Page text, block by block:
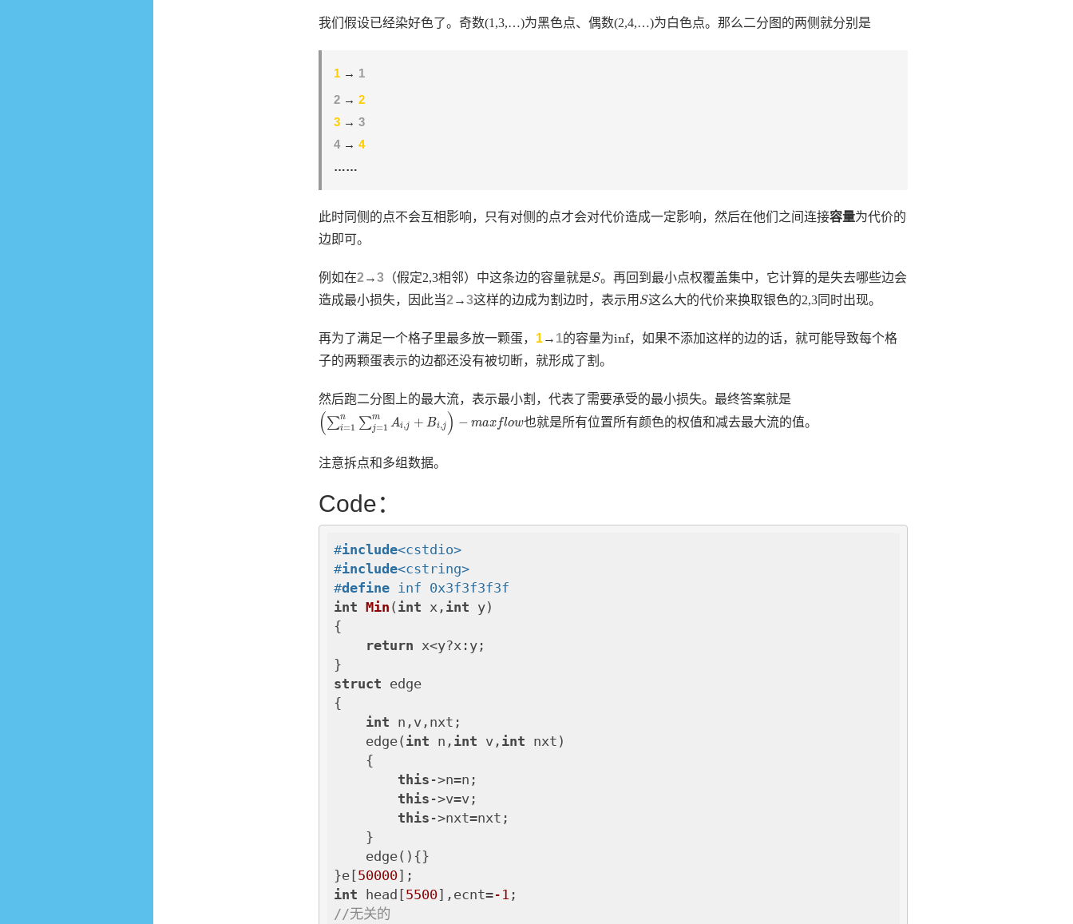
我们假设已经染好色了。奇数(1,3,…)为黑色点、偶数(2,4,…)为白色点。那么二分图的两侧就分别是
1 → 1
2 → 2
3 → 3
4→ 4
……
此时同侧的点不会互相影响，只有对侧的点才会对代价造成一定影响，然后在他们之间连接容量为代价的
边即可。
例如在2 →3 （假定2,3相邻）中这条边的容量就是S
S。再回到最小点权覆盖集中，它计算的是失去哪些边会
造成最小损失，因此当2 →3这样的边成为割边时，表示用 S
S这么大的代价来换取银色的2,3同时出现。
再为了满足一个格子里最多放一颗蛋， 1→ 1的容量为inf
inf，如果不添加这样的边的话，就可能导致每个格
子的两颗蛋表示的边都还没有被切断，就形成了割。
然后跑二分图上的最大流，表示最小割，代表了需要承受的最小损失。最终答案就是
(∑n
i=1 ∑m
j=1 Ai,j + Bi,j ) − maxflow
∑ m
也就是所有位置所有颜色的权值和减去最大流的值。
注意拆点和多组数据。
Code：
#include<cstdio>
#include<cstring>
#define inf 0x3f3f3f3f
int Min ( int x, int y)
{
return x<y?x:y;
struct edge
{
int n,v,nxt;
    edge(
int n, int v, int nxt)
this ->n=n;
this ->v=v;
this ->nxt=nxt;
}e[50000
int head[5500],ecnt=-1
//无关的